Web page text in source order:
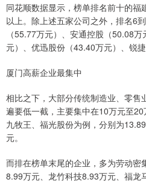
同花顺数据显示，榜单排名前十的
以上。除上述五家公司之外，排名6
（55.77万元）、安通控股（50.08
元）、优迅股份（43.40万元）、锐
厦门高薪企业最集中
相比之下，大部分传统制造业、零售
遍要低一截，主要集中在10万元至20
九牧王、福光股份为例，分别为
元。
而排在榜单末尾的企业，多为劳动密
8.99万元、龙竹科技8.93万元、福龙